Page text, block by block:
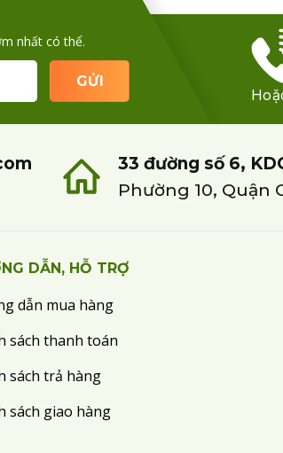
nhất có thể.
33 đường số 6,
Phường 10, Quận
DẪN, HỖ TRỢ
dẫn mua hàng
sách thanh toán
sách trả hàng
sách giao hàng